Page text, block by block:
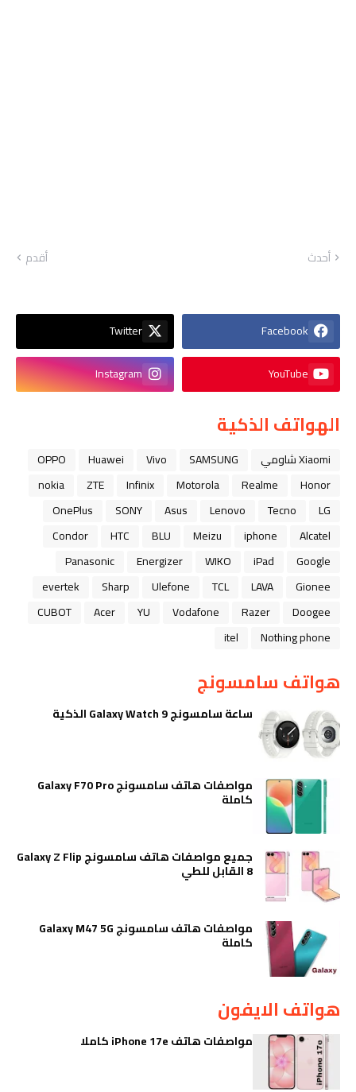
أحدث أقدم
Facebook
Twitter
YouTube
Instagram
الهواتف الذكية
Xiaomi شاومي SAMSUNG
Vivo
Huawei
OPPO
Honor
Realme
Motorola
Infinix
ZTE
nokia
LG
Tecno
Lenovo
Asus
SONY
OnePlus
Alcatel
iphone
Meizu
BLU
HTC
Condor
Google
iPad
WIKO
Energizer
Panasonic
Gionee
LAVA
TCL
Ulefone
Sharp
evertek
Doogee
Razer
Vodafone
YU
Acer
CUBOT
Nothing phone
itel
هواتف سامسونج
ساعة سامسونج Galaxy Watch 9 الذكية
مواصفات هاتف سامسونج Galaxy F70 Pro
كاملة
جميع مواصفات هاتف سامسونج Galaxy Z Flip
8 القابل للطي
مواصفات هاتف سامسونج Galaxy M47 5G
كاملة
هواتف الايفون
مواصفات هاتف iPhone 17e كاملا